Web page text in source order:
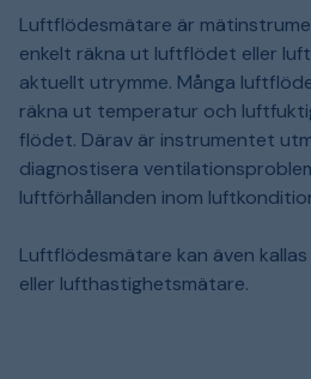
Luftflödesmätare är
enkelt räkna ut luftflödet eller
aktuellt utrymme. Många
räkna ut temperatur och
flödet. Därav är instrumentet
diagnostisera
luftförhållanden inom
Luftflödesmätare kan även
eller lufthastighetsmätare.